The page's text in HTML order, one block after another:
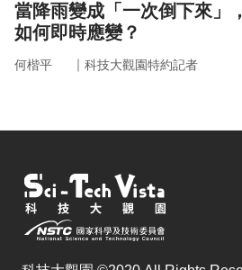
當降雨變成「一次倒下來」
如何即時應變？
何楷平 ｜ 科技大觀園特約記者